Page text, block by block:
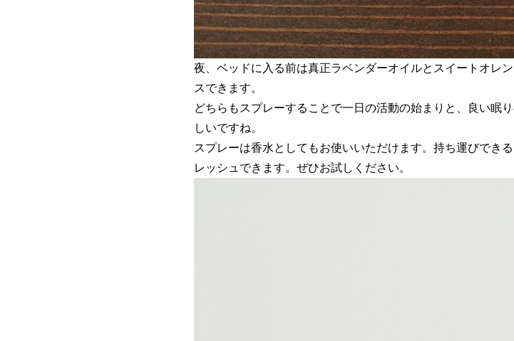
夜、ベッドに入る前は真正ラベンダーオイルとスイートオレ
スできます。
どちらもスプレーすることで一日の活動の始まりと、良い眠
しいですね。
スプレーは香水としてもお使いいただけます。持ち運びでき
レッシュできます。ぜひお試しください。